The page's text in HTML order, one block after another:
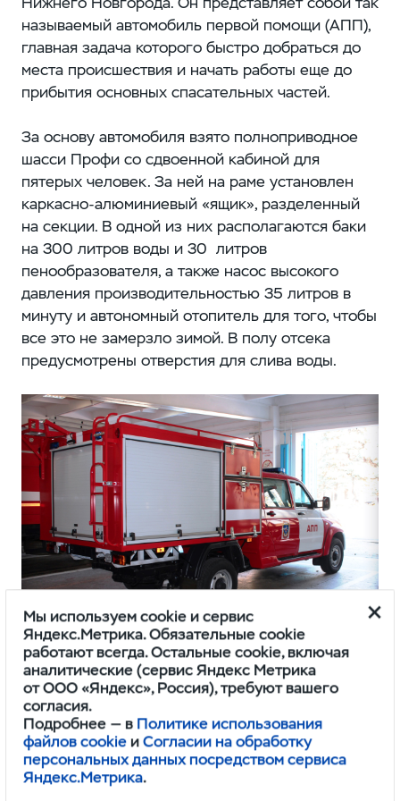
называемый автомобиль первой помощи (АПП),
главная задача которого быстро добраться до
места происшествия и начать работы еще до
прибытия основных спасательных частей.
За основу автомобиля взято полноприводное
шасси Профи со сдвоенной кабиной для
пятерых человек. За ней на раме установлен
каркасно-алюминиевый «ящик», разделенный
на секции. В одной из них располагаются баки
на 300 литров воды и 30 литров
пенообразователя, а также насос высокого
давления производительностью 35 литров в
минуту и автономный отопитель для того, чтобы
все это не замерзло зимой. В полу отсека
предусмотрены отверстия для слива воды.
В хозяйственном отсеке с рольставнями
располагается самое разнообразное
спасательное оборудование, а также пожарные
рукава и огнетушители. На крыше отсека, куда
ведут лесенки на корме, закреплена
трехколенная лестница.
Мы используем cookie и сервис
Яндекс.Метрика. Обязательные cookie
работают всегда. Остальные cookie, включая
аналитические (сервис Яндекс Метрика
от ООО «Яндекс», Россия), требуют вашего
согласия.
Подробнее — в Политике использования
файлов cookie иСогласии на обработку
персональных данных посредством сервиса
Яндекс.Метрика.